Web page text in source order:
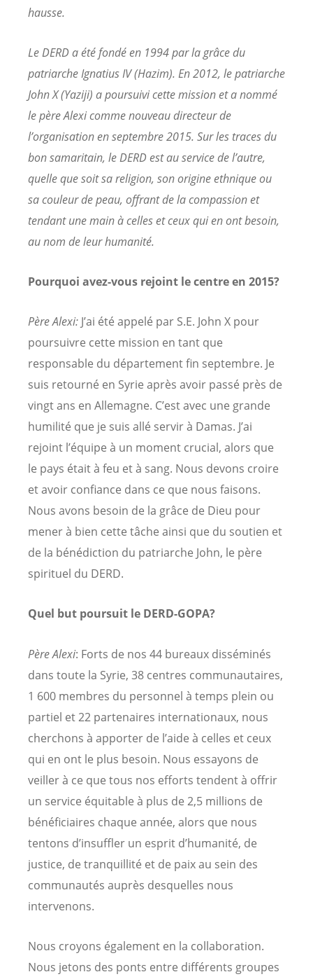
hausse.
Le DERD a été fondé en 1994 par la grâce du
patriarche Ignatius IV (Hazim). En 2012, le patriarche
John X (Yaziji) a poursuivi cette mission et a nommé
le père Alexi comme nouveau directeur de
l’organisation en septembre 2015. Sur les traces du
bon samaritain, le DERD est au service de l’autre,
quelle que soit sa religion, son origine ethnique ou
sa couleur de peau, offrant de la compassion et
tendant une main à celles et ceux qui en ont besoin,
au nom de leur humanité.
Pourquoi avez-vous rejoint le centre en 2015?
Père Alexi: J’ai été appelé par S.E. John X pour
poursuivre cette mission en tant que
responsable du département fin septembre. Je
suis retourné en Syrie après avoir passé près de
vingt ans en Allemagne. C’est avec une grande
humilité que je suis allé servir à Damas. J’ai
rejoint l’équipe à un moment crucial, alors que
le pays était à feu et à sang. Nous devons croire
et avoir confiance dans ce que nous faisons.
Nous avons besoin de la grâce de Dieu pour
mener à bien cette tâche ainsi que du soutien et
de la bénédiction du patriarche John, le père
spirituel du DERD.
Quel but poursuit le DERD-GOPA?
Père Alexi: Forts de nos 44 bureaux disséminés
dans toute la Syrie, 38 centres communautaires,
1 600 membres du personnel à temps plein ou
partiel et 22 partenaires internationaux, nous
cherchons à apporter de l’aide à celles et ceux
qui en ont le plus besoin. Nous essayons de
veiller à ce que tous nos efforts tendent à offrir
un service équitable à plus de 2,5 millions de
bénéficiaires chaque année, alors que nous
tentons d’insuffler un esprit d’humanité, de
justice, de tranquillité et de paix au sein des
communautés auprès desquelles nous
intervenons.
Nous croyons également en la collaboration.
Nous jetons des ponts entre différents groupes